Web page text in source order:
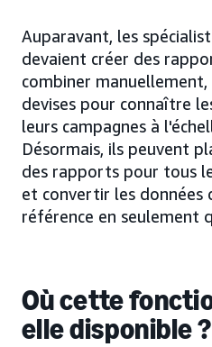
Auparavant, les
devaient créer des
combiner
devises pour connaître
leurs campagnes à
Désormais, ils peuvent
des rapports pour tous
et convertir les données
référence en seulement
Où cette
elle disponible ?